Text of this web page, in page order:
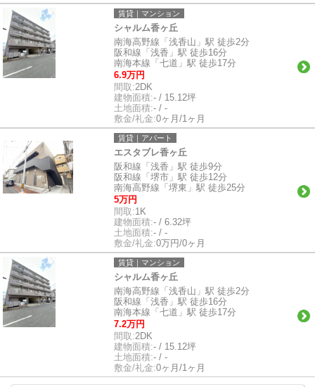
賃貸｜マンション
シャルム香ヶ丘
南海高野線「浅香山」駅 徒歩2分
阪和線「浅香」駅 徒歩16分
南海本線「七道」駅 徒歩17分
6.9万円
間取:2DK
建物面積:- / 15.12坪
土地面積:- / -
敷金/礼金:0ヶ月/1ヶ月
賃貸｜アパート
エスタブレ香ヶ丘
阪和線「浅香」駅 徒歩9分
阪和線「堺市」駅 徒歩12分
南海高野線「堺東」駅 徒歩25分
5万円
間取:1K
建物面積:- / 6.32坪
土地面積:- / -
敷金/礼金:0万円/0ヶ月
賃貸｜マンション
シャルム香ヶ丘
南海高野線「浅香山」駅 徒歩2分
阪和線「浅香」駅 徒歩16分
南海本線「七道」駅 徒歩17分
7.2万円
間取:2DK
建物面積:- / 15.12坪
土地面積:- / -
敷金/礼金:0ヶ月/1ヶ月